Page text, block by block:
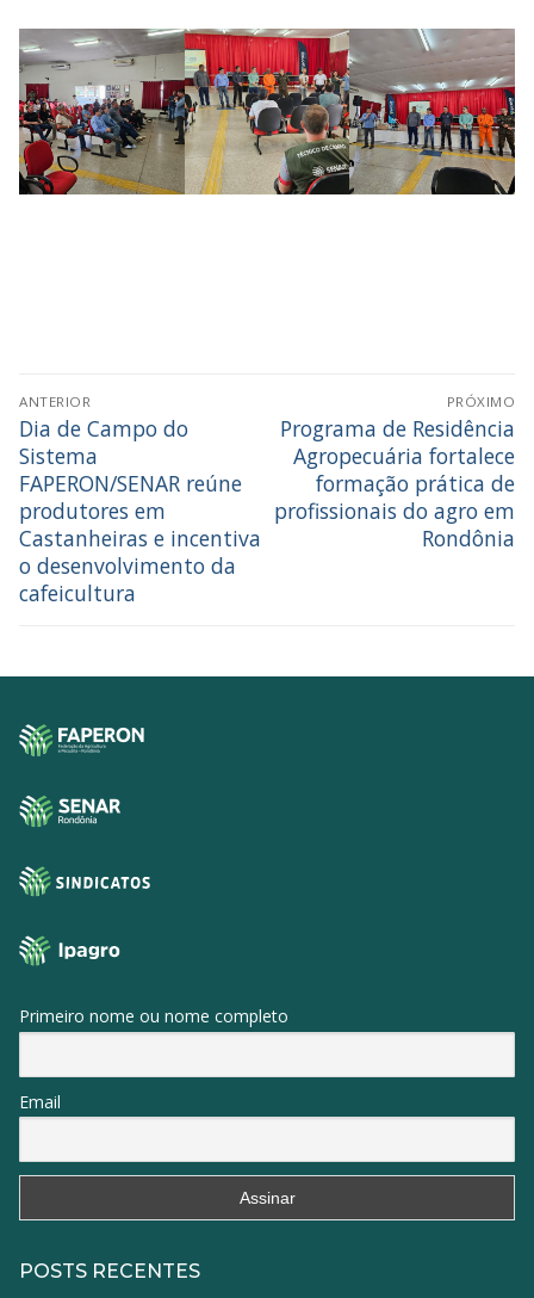
ANTERIOR
Dia de Campo do
Sistema
FAPERON/SENAR reúne
produtores em
Castanheiras e incentiva
o desenvolvimento da
cafeicultura
PRÓXIMO
Programa de Residência
Agropecuária fortalece
formação prática de
profissionais do agro em
Rondônia
Primeiro nome ou nome completo
Email
POSTS RECENTES